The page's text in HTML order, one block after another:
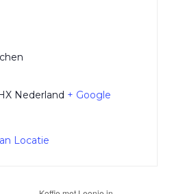
Nederland + Google
Locatie